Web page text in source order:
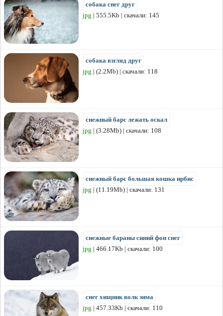
собака снег друг
jpg | 555.5Kb | скачали: 145
собака взгляд друг
jpg | (2.2Mb) | скачали: 118
снежный барс лежать оскал
jpg | (3.28Mb) | скачали: 108
снежный барс большая кошка ирбис
jpg | (11.19Mb) | скачали: 131
снежные бараны синий фон снег
jpg | 466.17Kb | скачали: 100
снег хищник волк зима
jpg | 457.33Kb | скачали: 110